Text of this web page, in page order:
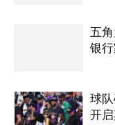
五
银
球
开